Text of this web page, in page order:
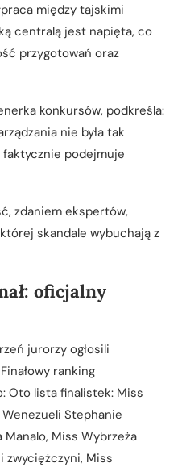
między tajskimi
centralą jest napięta, co
przygotowań oraz
konkursów, podkreśla:
nie była tak
faktycznie podejmuje
zdaniem ekspertów,
skandale wybuchają z
oficjalny
jurorzy ogłosili
ranking
Oto lista finalistek: Miss
Stephanie
Miss Wybrzeża
zwyciężczyni, Miss